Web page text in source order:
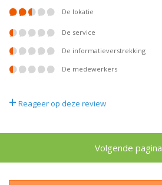
De lokatie
De service
De informatieverstrekking
De medewerkers
+ Reageer op deze review
Volgende